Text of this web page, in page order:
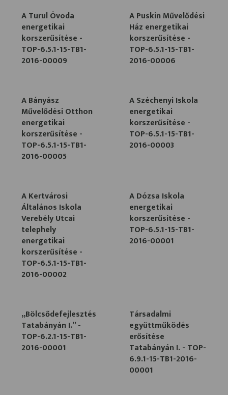
A Turul Óvoda
energetikai
korszerűsítése -
TOP-6.5.1-15-TB1-
2016-00009
A Puskin Művelődési
Ház energetikai
korszerűsítése -
TOP-6.5.1-15-TB1-
2016-00006
A Bányász
Művelődési Otthon
energetikai
korszerűsítése -
TOP-6.5.1-15-TB1-
2016-00005
A Széchenyi Iskola
energetikai
korszerűsítése -
TOP-6.5.1-15-TB1-
2016-00003
A Kertvárosi
Általános Iskola
Verebély Utcai
telephely
energetikai
korszerűsítése -
TOP-6.5.1-15-TB1-
2016-00002
A Dózsa Iskola
energetikai
korszerűsítése -
TOP-6.5.1-15-TB1-
2016-00001
„Bölcsődefejlesztés
Tatabányán I.” -
TOP-6.2.1-15-TB1-
2016-00001
Társadalmi
együttműködés
erősítése
Tatabányán I. - TOP-
6.9.1-15-TB1-2016-
00001